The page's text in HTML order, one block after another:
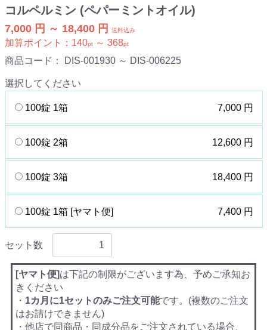
コルペルミン (ペパーミントオイル)
7,000 円 ～ 18,400 円 送料込み
加算ポイント： 140pt ～ 368pt
商品コード： DIS-001930 ～ DIS-006225
選択してください
100錠 1箱 7,000 円
100錠 2箱 12,600 円
100錠 3箱 18,400 円
100錠 1箱 [ヤマト便] 7,400 円
セット数
[ヤマト便]は下記の制限がございます為、予めご承知お
きください
・ 1カ月に1セットのみご注文可能です。(複数のご注文
はお請けできません)
・他店で同商品・同成分品をご注文されている場合、